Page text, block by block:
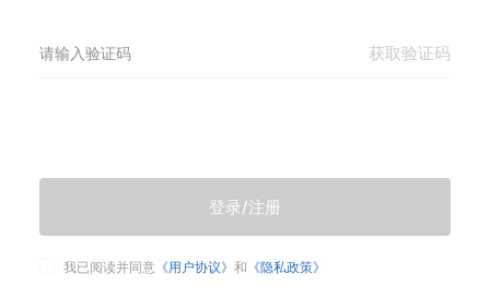
获取验证码
我已阅读并同意 《用户协议》 和 《隐私政策》
登录/注册